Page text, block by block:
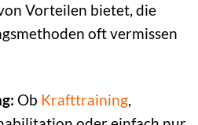
Vorteilen bietet, die
oft vermissen
Ob Krafttraining,